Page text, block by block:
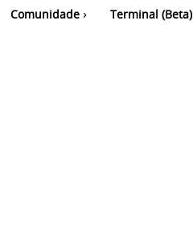
Comunidade Terminal (Beta)